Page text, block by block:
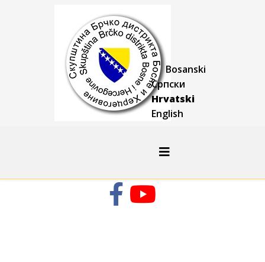
Bosanski
Српски
Hrvatski
English